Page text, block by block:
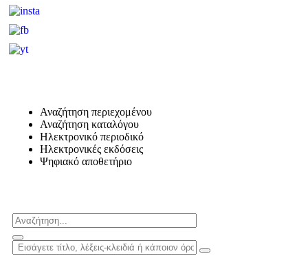
Αναζήτηση περιεχομένου
Αναζήτηση καταλόγου
Ηλεκτρονικό περιοδικό
Ηλεκτρονικές εκδόσεις
Ψηφιακό αποθετήριο